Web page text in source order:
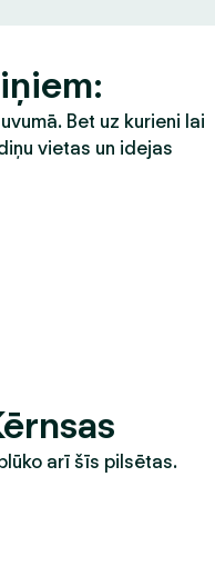
Bet uz kurieni lai
vietas un idejas
arī šīs pilsētas.